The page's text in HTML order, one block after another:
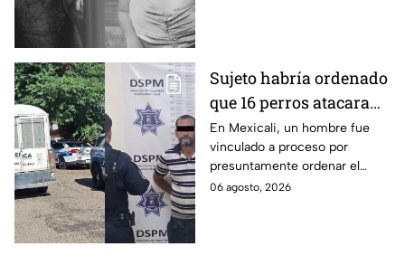
Sujeto habría ordenado
que 16 perros atacaran
a su hermana con
discapacidad en
Mexicali, BC
En Mexicali, un hombre fue
vinculado a proceso por
presuntamente ordenar el
ataque de 16 perros contra su
06 agosto, 2026